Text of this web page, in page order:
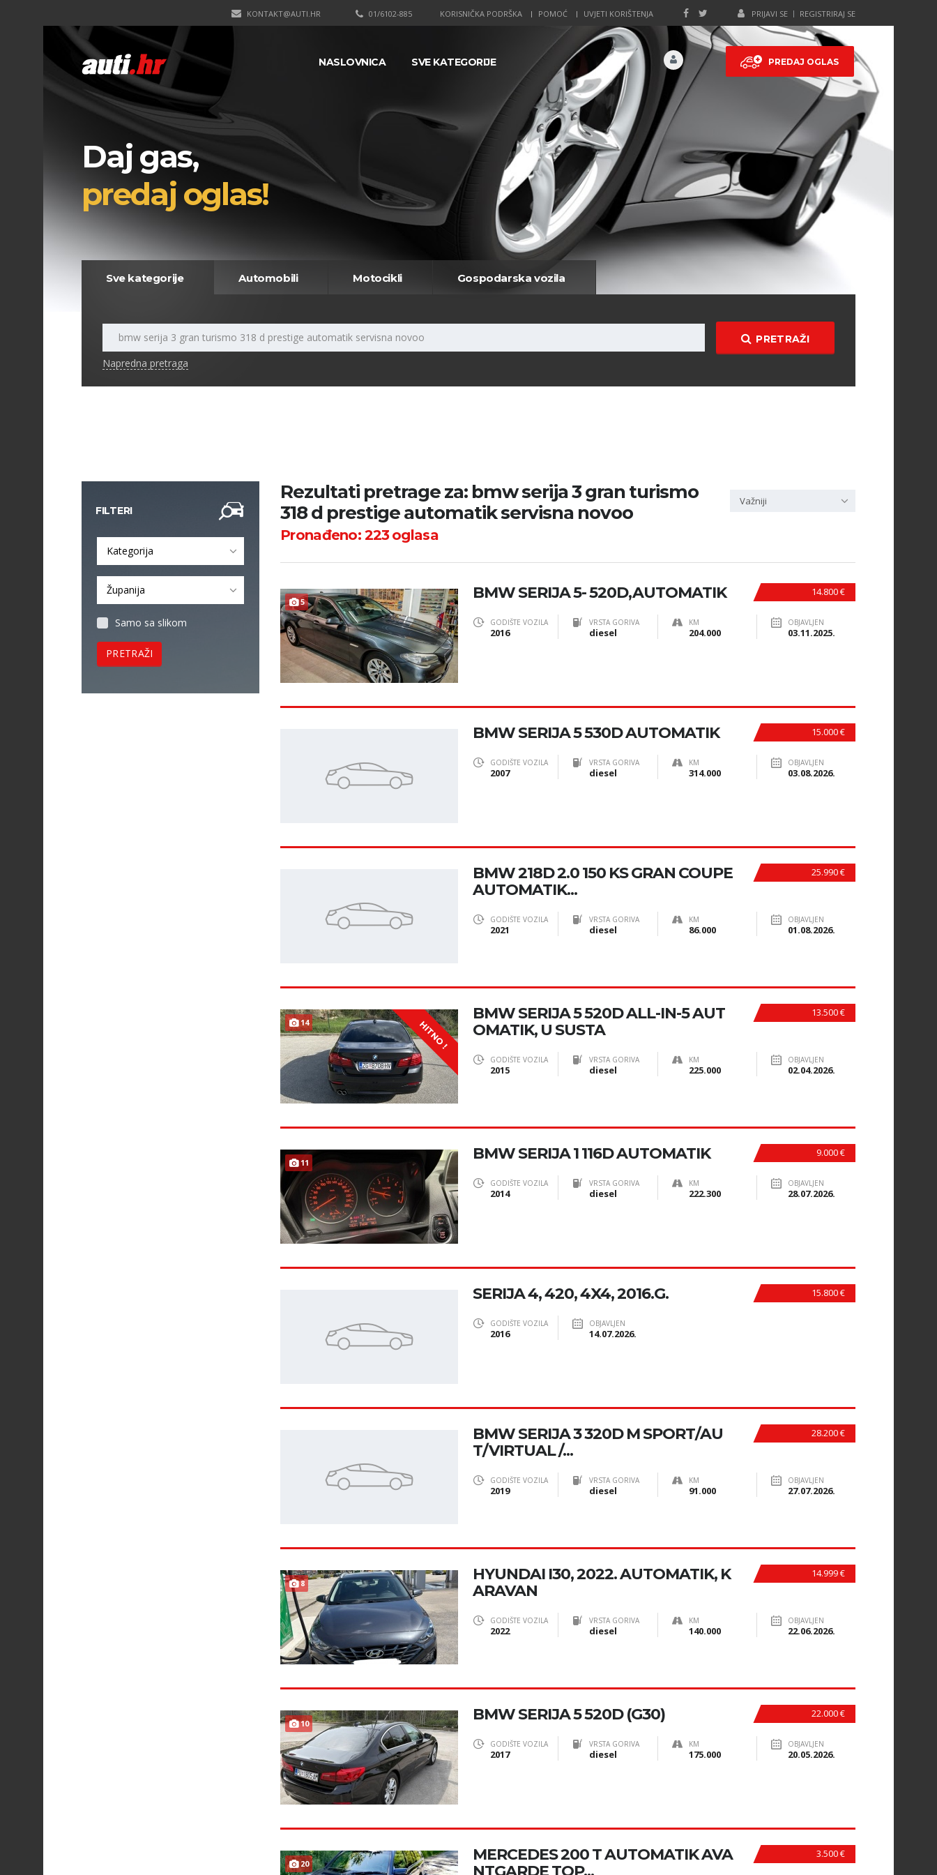
PRIJAVI SE REGISTRIRAJ SE
KORISNIČKA PODRŠKA POMOĆ UVJETI KORIŠTENJA
01/6102-885
KONTAKT@AUTI.HR
PREDAJ OGLAS
NASLOVNICA SVE KATEGORIJE
Daj gas,
predaj oglas!
Sve kategorije Automobili Motocikli Gospodarska vozila
PRETRAŽI
Napredna pretraga
FILTERI
Kategorija
Županija
Samo sa slikom
PRETRAŽI
Rezultati pretrage za: bmw serija 3 gran turismo
318 d prestige automatik servisna novoo
Pronađeno:223oglasa
Važniji
5
14.800 €
BMW SERIJA 5- 520D,AUTOMATIK
GODIŠTE VOZILA
2016
VRSTA GORIVA
diesel
KM
204.000
OBJAVLJEN
03.11.2025.
15.000 €
BMW SERIJA 5 530D AUTOMATIK
GODIŠTE VOZILA
2007
VRSTA GORIVA
diesel
KM
314.000
OBJAVLJEN
03.08.2026.
25.990 €
BMW 218D 2.0 150 KS GRAN COUPE
AUTOMATIK...
GODIŠTE VOZILA
2021
VRSTA GORIVA
diesel
KM
86.000
OBJAVLJEN
01.08.2026.
14 HITNO !
13.500 €
BMW SERIJA 5 520D ALL-IN-5 AUT
OMATIK, U SUSTA
GODIŠTE VOZILA
2015
VRSTA GORIVA
diesel
KM
225.000
OBJAVLJEN
02.04.2026.
11
9.000 €
BMW SERIJA 1 116D AUTOMATIK
GODIŠTE VOZILA
2014
VRSTA GORIVA
diesel
KM
222.300
OBJAVLJEN
28.07.2026.
15.800 €
SERIJA 4, 420, 4X4, 2016.G.
GODIŠTE VOZILA
2016
OBJAVLJEN
14.07.2026.
28.200 €
BMW SERIJA 3 320D M SPORT/AU
T/VIRTUAL /...
GODIŠTE VOZILA
2019
VRSTA GORIVA
diesel
KM
91.000
OBJAVLJEN
27.07.2026.
8
14.999 €
HYUNDAI I30, 2022. AUTOMATIK, K
ARAVAN
GODIŠTE VOZILA
2022
VRSTA GORIVA
diesel
KM
140.000
OBJAVLJEN
22.06.2026.
10
22.000 €
BMW SERIJA 5 520D (G30)
GODIŠTE VOZILA
2017
VRSTA GORIVA
diesel
KM
175.000
OBJAVLJEN
20.05.2026.
20
3.500 €
MERCEDES 200 T AUTOMATIK AVA
NTGARDE TOP...